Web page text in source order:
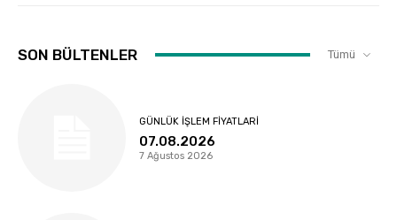
SON BÜLTENLER Tümü
GÜNLÜK İŞLEM FIYATLARI
07.08.2026
7 Ağustos 2026